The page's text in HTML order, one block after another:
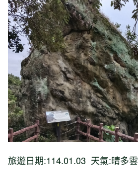
旅遊日期:114.01.03 天氣:晴多雲